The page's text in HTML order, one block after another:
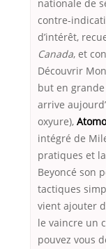
nationale de
contre-
d’intérêt,
Canada, et
Découvrir
but en
arrive
oxyure),
intégré de
pratiques et
Beyoncé son
tactiques
vient ajouter
le vaincre un
pouvez vous